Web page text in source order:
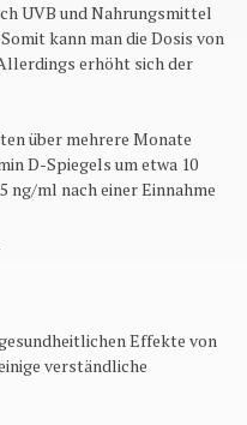
UVB und Nahrungsmittel
kann man die Dosis von
erhöht sich der
über mehrere Monate
D-Spiegels um etwa 10
ng/ml nach einer Einnahme
Effekte von
verständliche